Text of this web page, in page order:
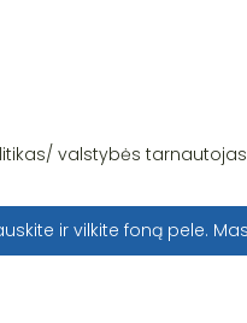
valstybės tarnautojas
ir vilkite foną pele.